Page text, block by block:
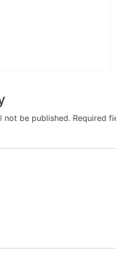
not be published. Required